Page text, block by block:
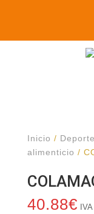
Inicio / Deporte
alimenticio /
40.88€